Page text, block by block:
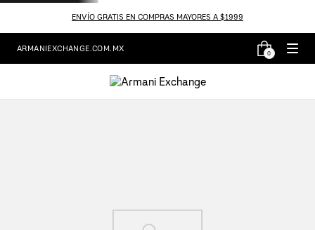
ENVÍO GRATIS EN COMPRAS MAYORES A $1999
ARMANIEXCHANGE.COM.MX 0